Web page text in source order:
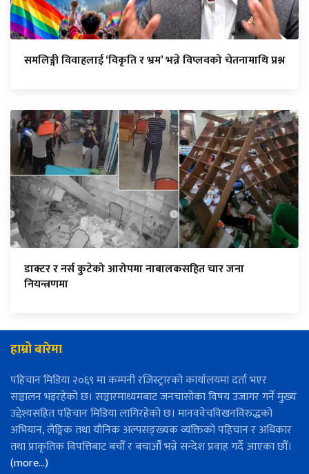
समलिङ्गी विवाहलाई ‘विकृति र भ्रम’ भन्ने विप्लवको चेतनामाथि प्रश्न
डाक्टर र नर्स कुटेको आरोपमा नाबालकसहित चार जना
नियन्त्रणमा
हाम्रो बारेमा
पहिचान मिडिया २०६९ मा कम्पनी रजिस्ट्रारको कार्यालयमा दर्ता भएर
सञ्चालन भइरहेको छ। सञ्चारमाध्यमबाट जनचासोका विषय उजागर गर्ने मुख्य
उद्देश्यसहित पहिचान मिडिया लागिरहेको छ। मानववेचविखनविरुद्धको
अभियान, लैङ्गिक तथा यौनिक अल्पसङ्ख्यक व्यक्तिको पहिचान र अधिकार
तथा प्राकृतिक विपत्तिबाट बचौँ र बचाऔँ भन्ने सन्देश प्रवाह गर्दै आएका छौँ।
(more…)